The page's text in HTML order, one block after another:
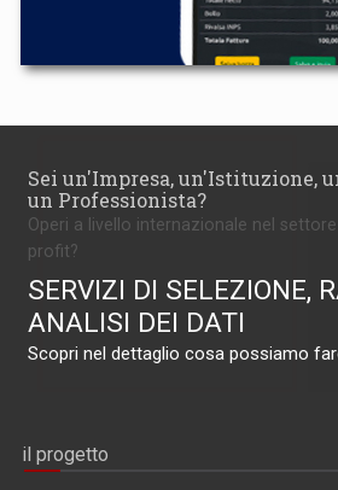
Sei un'Impresa, un'Istituzione,
un Professionista?
Operi a livello internazionale nel
profit?
SERVIZI DI SELEZIONE,
ANALISI DEI DATI
Scopri nel dettaglio cosa possiamo
il progetto